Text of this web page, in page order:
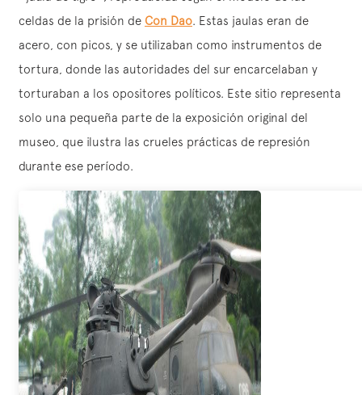
celdas de la prisión de Con Dao. Estas jaulas eran de
acero, con picos, y se utilizaban como instrumentos de
tortura, donde las autoridades del sur encarcelaban y
torturaban a los opositores políticos. Este sitio representa
solo una pequeña parte de la exposición original del
museo, que ilustra las crueles prácticas de represión
durante ese período.